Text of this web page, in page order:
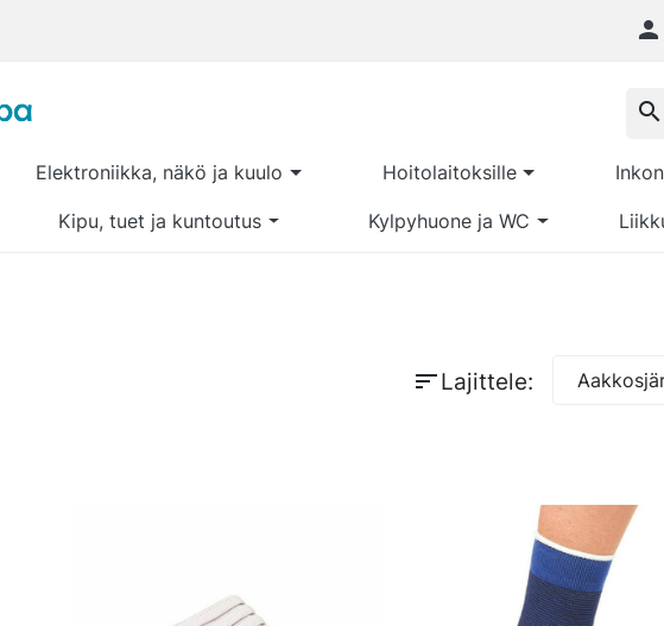

Elektroniikka, näkö ja kuulo Hoitolaitoksille
Kipu, tuet ja kuntoutus Kylpyhuone ja WC
search
sortLajittele: